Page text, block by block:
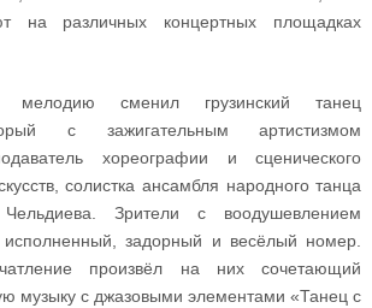
на различных концертных площадках
мелодию сменил грузинский танец
с зажигательным артистизмом
хореографии и сценического
солистка ансамбля народного танца
Зрители с воодушевлением
задорный и весёлый номер.
произвёл на них сочетающий
музыку с джазовыми элементами «Танец с